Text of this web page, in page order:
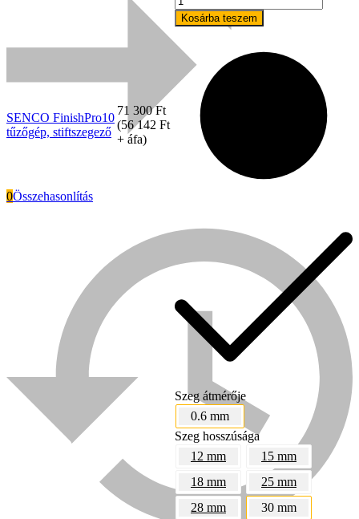
0Összehasonlítás
SENCO FinishPro10
tűzőgép, stiftszegező
71 300Ft
(56 142 Ft
+ áfa)
FinishPro10
tűzőgép,
stiftszegező
mennyiség
Kosárba teszem
Szeg átmérője
0.6 mm
Szeg hosszúsága
12 mm
15 mm
18 mm
25 mm
28 mm
30 mm